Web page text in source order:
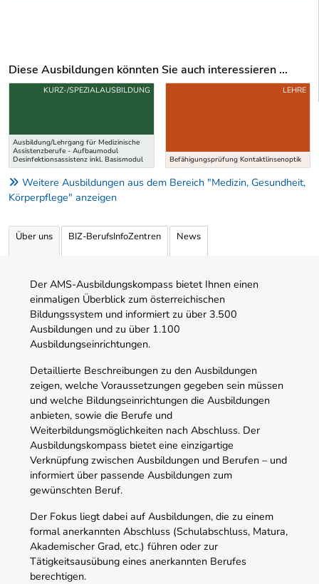
Diese Ausbildungen könnten Sie auch interessieren ...
Uber weitere Ausbildungsvorschläge
Ausbildung/Lehrgang für Medizinische
Assistenzberufe - Aufbaumodul
Desinfektionsassistenz inkl. Basismodul
KURZ-/SPEZIALAUSBILDUNG
Befähigungsprüfung Kontaktlinsenoptik
LEHRE
Weitere Ausbildungen aus dem Bereich "Medizin, Gesundheit,
Körperpflege" anzeigen
Über uns BIZ-BerufsInfoZentren News
Der AMS-Ausbildungskompass bietet Ihnen einen
einmaligen Überblick zum österreichischen
Bildungssystem und informiert zu über 3.500
Ausbildungen und zu über 1.100
Ausbildungseinrichtungen.
Detaillierte Beschreibungen zu den Ausbildungen
zeigen, welche Voraussetzungen gegeben sein müssen
und welche Bildungseinrichtungen die Ausbildungen
anbieten, sowie die Berufe und
Weiterbildungsmöglichkeiten nach Abschluss. Der
Ausbildungskompass bietet eine einzigartige
Verknüpfung zwischen Ausbildungen und Berufen – und
informiert über passende Ausbildungen zum
gewünschten Beruf.
Der Fokus liegt dabei auf Ausbildungen, die zu einem
formal anerkannten Abschluss (Schulabschluss, Matura,
Akademischer Grad, etc.) führen oder zur
Tätigkeitsausübung eines anerkannten Berufes
berechtigen.